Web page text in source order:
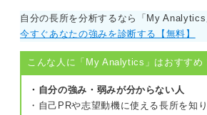
ないことで大きなプロジェクトや意思
が減り、自分の専門性を発揮しにくく
ます。
昇進以外のキャリアアップをどう選
考えよう
自分の長所を分析するなら「My Analytics
今すぐあなたの強みを診断する【無料】
こんな人に「My Analytics」はおすすめ
・自分の強み・弱みが分からない人
・自己PRや志望動機に使える長所を知